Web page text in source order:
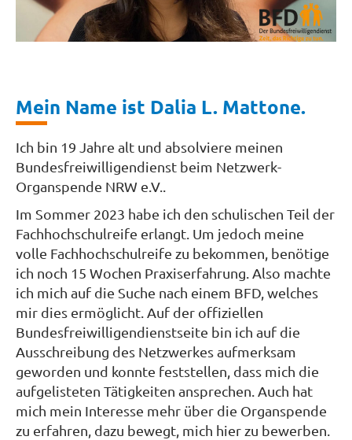
Mein Name ist Dalia L. Mattone.
Ich bin 19 Jahre alt und absolviere meinen
Bundesfreiwilligendienst beim Netzwerk-
Organspende NRW e.V..
Im Sommer 2023 habe ich den schulischen Teil der
Fachhochschulreife erlangt. Um jedoch meine
volle Fachhochschulreife zu bekommen, benötige
ich noch 15 Wochen Praxiserfahrung. Also machte
ich mich auf die Suche nach einem BFD, welches
mir dies ermöglicht. Auf der offiziellen
Bundesfreiwilligendienstseite bin ich auf die
Ausschreibung des Netzwerkes aufmerksam
geworden und konnte feststellen, dass mich die
aufgelisteten Tätigkeiten ansprechen. Auch hat
mich mein Interesse mehr über die Organspende
zu erfahren, dazu bewegt, mich hier zu bewerben.